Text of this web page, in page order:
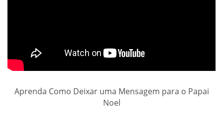
Aprenda Como Deixar uma Mensagem para o Papai
Noel